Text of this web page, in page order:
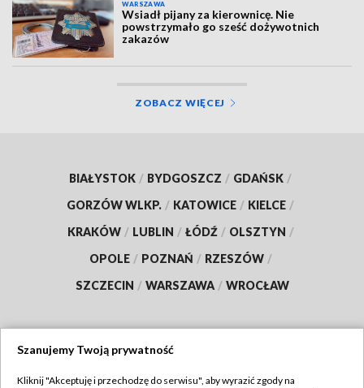
WARSZAWA
Wsiadł pijany za kierownicę. Nie
powstrzymało go sześć dożywotnich
zakazów
ZOBACZ WIĘCEJ
BIAŁYSTOK / BYDGOSZCZ / GDAŃSK /
GORZÓW WLKP. / KATOWICE / KIELCE /
KRAKÓW / LUBLIN / ŁÓDŹ / OLSZTYN /
OPOLE / POZNAŃ / RZESZÓW /
SZCZECIN / WARSZAWA / WROCŁAW
Szanujemy Twoją prywatność
Kliknij "Akceptuję i przechodzę do serwisu", aby wyrazić zgody na